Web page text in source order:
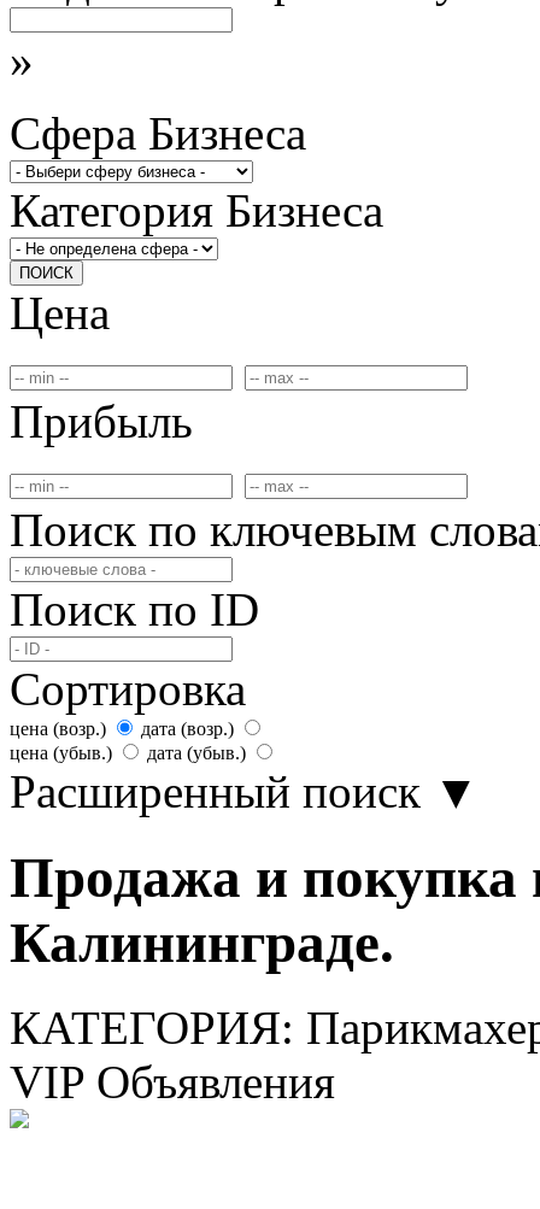
»
Сфера Бизнеса
Категория Бизнеса
ПОИСК
Цена
Прибыль
Поиск по ключевым
Поиск по ID
Сортировка
цена (возр.)
дата (возр.)
цена (убыв.)
дата (убыв.)
Расширенный поиск ▼
Продажа и покупка
Калининграде.
КАТЕГОРИЯ:
VIP Объявления